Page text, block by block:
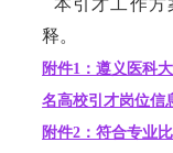
本引才工作
释。
附件1：遵义医科
名高校引才岗位信
附件2：符合专业